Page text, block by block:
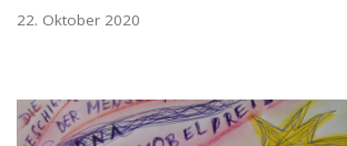
22. Oktober 2020